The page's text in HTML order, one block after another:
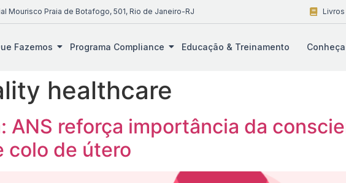
Mourisco Praia de Botafogo, 501, Rio de Janeiro-RJ
Fazemos Programa Compliance Educação & Treinamento
healthcare
ANS reforça importância da
colo de útero